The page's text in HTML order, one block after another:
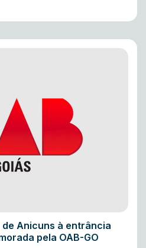
Anicuns à entrância
pela OAB-GO